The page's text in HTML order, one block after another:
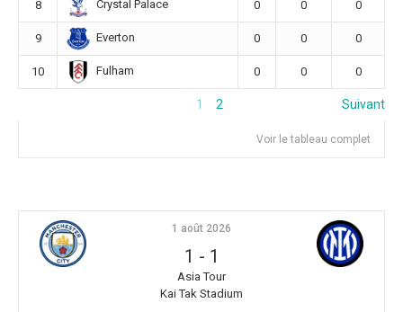
8 Crystal Palace 0 0 0
9 Everton 0 0 0
10 Fulham 0 0 0
1 2 Suivant
Voir le tableau complet
1 août 2026
1 - 1
Asia Tour
Kai Tak Stadium